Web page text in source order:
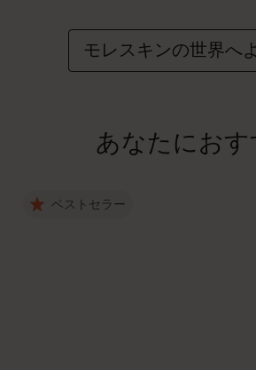
モレスキンの世界へ
あなたにおす
ベストセラー